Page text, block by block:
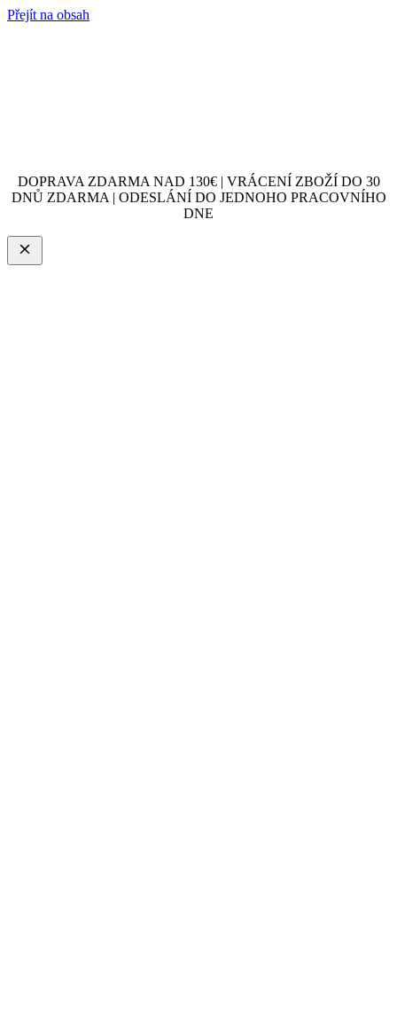
Přejít na obsah
DOPRAVA ZDARMA NAD 130€ | VRÁCENÍ ZBOŽÍ DO 30
DNŮ ZDARMA | ODESLÁNÍ DO JEDNOHO PRACOVNÍHO
DNE